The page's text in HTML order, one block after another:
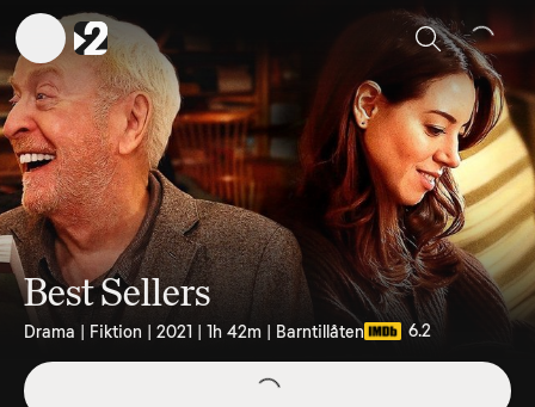
Sök
Best Sellers
Drama | Fiktion | 2021 | 1h 42m | Barntillåten 6.2